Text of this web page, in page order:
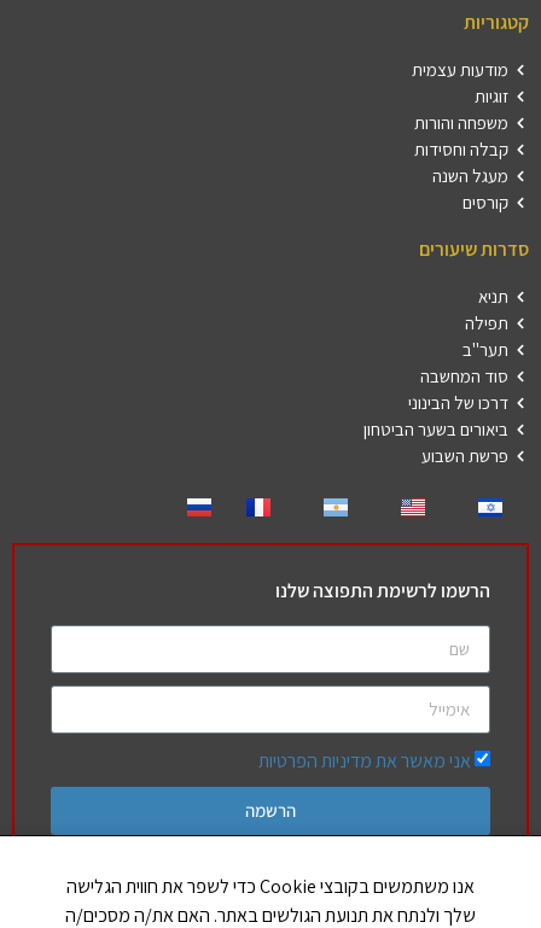
קטגוריות
מודעות עצמית
זוגיות
משפחה והורות
קבלה וחסידות
מעגל השנה
קורסים
סדרות שיעורים
תניא
תפילה
תער"ב
סוד המחשבה
דרכו של הבינוני
ביאורים בשער הביטחון
פרשת השבוע
הרשמו לרשימת התפוצה שלנו
אני מאשר את מדיניות הפרטיות
הרשמה
חברים שלנו
אנו משתמשים בקובצי Cookie כדי לשפר את חווית הגלישה
שלך ולנתח את תנועת הגולשים באתר. האם את/ה מסכים/ה